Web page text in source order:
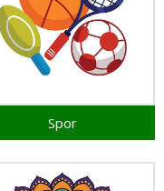
Spor